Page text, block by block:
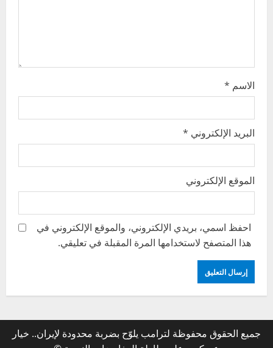
الاسم *
البريد الإلكتروني *
الموقع الإلكتروني
احفظ اسمي، بريدي الإلكتروني، والموقع الإلكتروني في
هذا المتصفح لاستخدامها المرة المقبلة في تعليقي.
جميع الحقوق محفوظة لترامب يلوّح بضربة محدودة لإيران.. خيار